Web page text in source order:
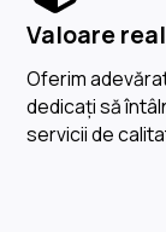
Valoare
Oferim
dedicați să
servicii de